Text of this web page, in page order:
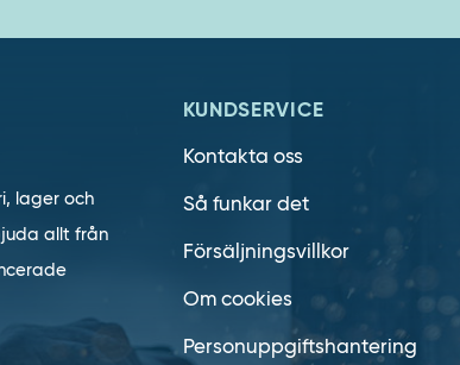
lager och
allt från
KUNDSERVICE
Kontakta oss
Så funkar det
Försäljningsvillkor
Om cookies
Personuppgiftshantering